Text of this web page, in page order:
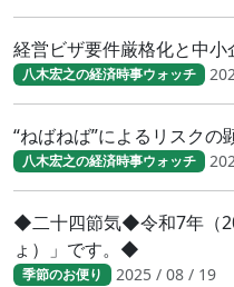
経営ビザ要件厳格化と中小
八木宏之の経済時事ウォッチ
“ねばねば”によるリスクの
八木宏之の経済時事ウォッチ
◆二十四節気◆令和7年（
ょ）」です。◆
季節のお便り 2025 / 08 / 19